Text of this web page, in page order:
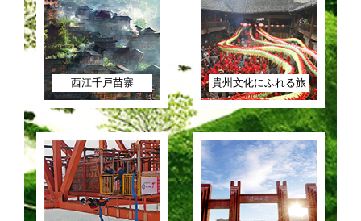
西江千戸苗寨 貴州文化にふれる旅